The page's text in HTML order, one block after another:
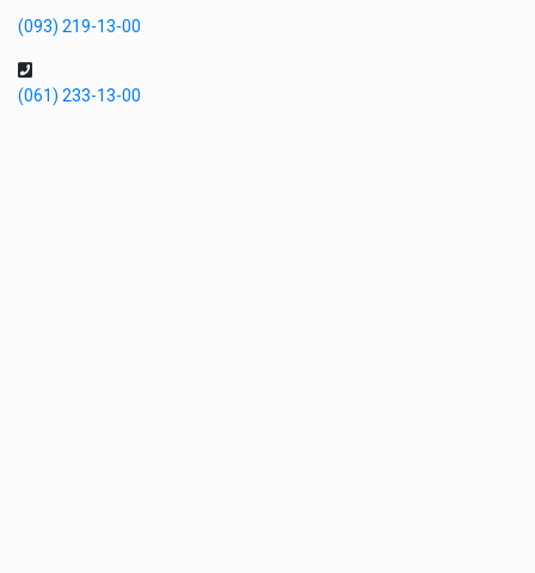
(093) 219-13-00
(061) 233-13-00